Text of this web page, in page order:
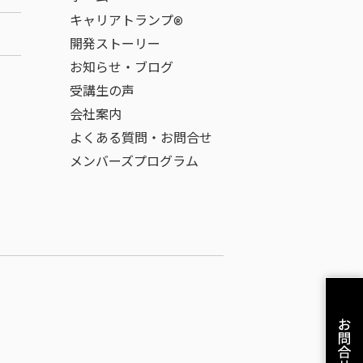
キャリアトランプ®
開発ストーリー
お知らせ・ブログ
受講生の声
会社案内
よくある質問・お問合せ
メンバーズプログラム